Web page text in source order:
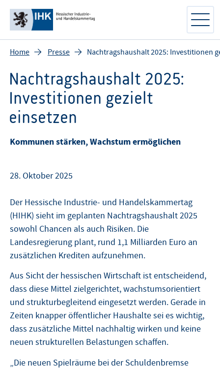
Home Presse Nachtragshaushalt 2025: Investitionen
Nachtragshaushalt 2025:
Investitionen gezielt
einsetzen
Kommunen stärken, Wachstum ermöglichen
28. Oktober 2025
Der Hessische Industrie- und Handelskammertag
(HIHK) sieht im geplanten Nachtragshaushalt 2025
sowohl Chancen als auch Risiken. Die
Landesregierung plant, rund 1,1 Milliarden Euro an
zusätzlichen Krediten aufzunehmen.
Aus Sicht der hessischen Wirtschaft ist entscheidend,
dass diese Mittel zielgerichtet, wachstumsorientiert
und strukturbegleitend eingesetzt werden. Gerade in
Zeiten knapper öffentlicher Haushalte sei es wichtig,
dass zusätzliche Mittel nachhaltig wirken und keine
neuen strukturellen Belastungen schaffen.
„Die neuen Spielräume bei der Schuldenbremse